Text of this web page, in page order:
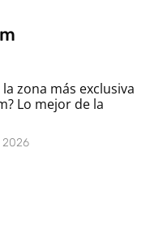
la zona más exclusiva
Lo mejor de la
2026